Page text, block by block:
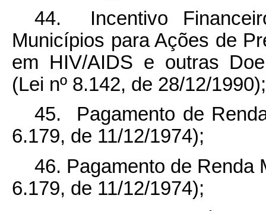
44. Incentivo
Municípios para Ações de
em HIV/AIDS e outras
(Lei nº 8.142, de 28/12/1990);
45. Pagamento de
6.179, de 11/12/1974);
46. Pagamento de Renda
6.179, de 11/12/1974);